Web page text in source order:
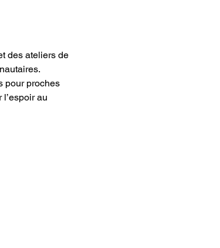
des ateliers de
pour proches
au